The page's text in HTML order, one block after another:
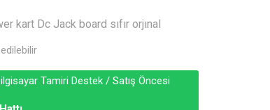
kart Dc Jack board sıfır orjınal
Tamiri Destek / Satış Öncesi